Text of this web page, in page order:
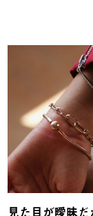
見た目が曖昧